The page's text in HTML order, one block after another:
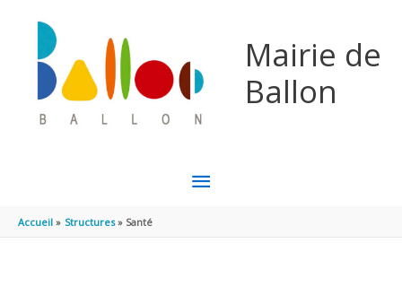
Mairie de
Ballon
MENU
Accueil Structures Santé